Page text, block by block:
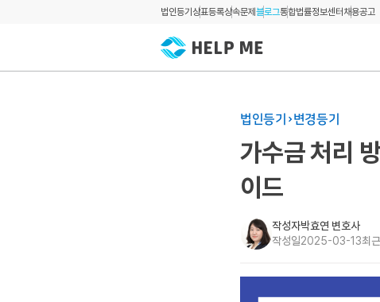
법인등기 상표등록상속문제 블로그통합법률정보센터 채용공고
법인등기 변경등기
가수금 처리
이드
작성자박효연 변호사
작성일2025-03-13최